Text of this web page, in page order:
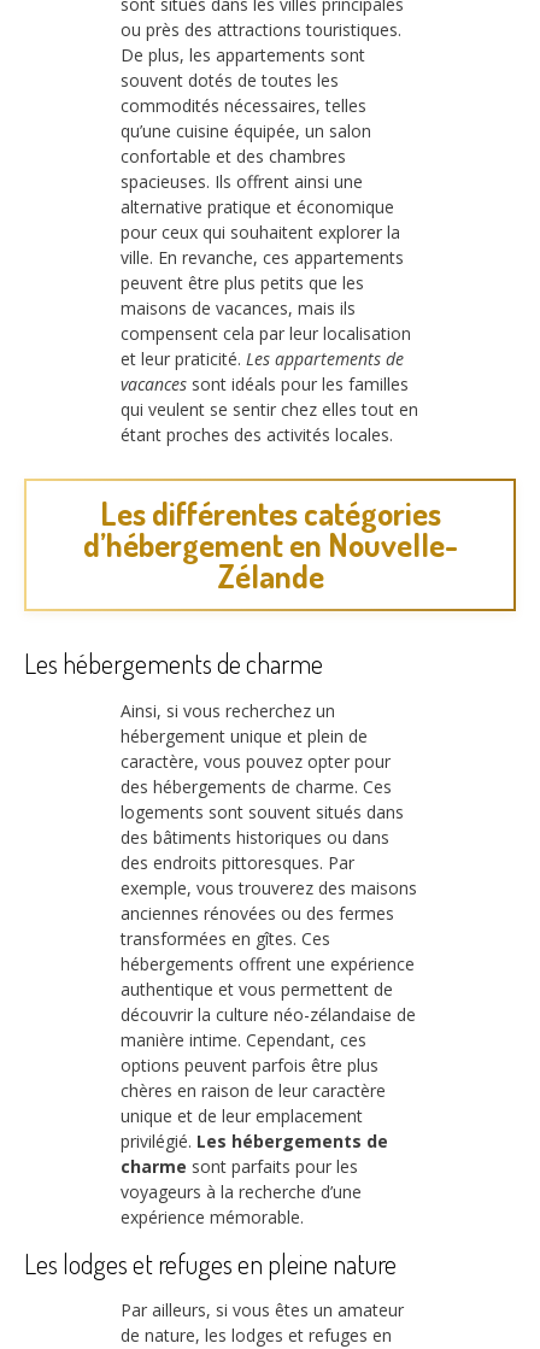
ou près des attractions touristiques.
De plus, les appartements sont
souvent dotés de toutes les
commodités nécessaires, telles
qu’une cuisine équipée, un salon
confortable et des chambres
spacieuses. Ils offrent ainsi une
alternative pratique et économique
pour ceux qui souhaitent explorer la
ville. En revanche, ces appartements
peuvent être plus petits que les
maisons de vacances, mais ils
compensent cela par leur localisation
et leur praticité. Les appartements de
vacances sont idéals pour les familles
qui veulent se sentir chez elles tout en
étant proches des activités locales.
Les différentes catégories
d’hébergement en Nouvelle-
Zélande
Les hébergements de charme
Ainsi, si vous recherchez un
hébergement unique et plein de
caractère, vous pouvez opter pour
des hébergements de charme. Ces
logements sont souvent situés dans
des bâtiments historiques ou dans
des endroits pittoresques. Par
exemple, vous trouverez des maisons
anciennes rénovées ou des fermes
transformées en gîtes. Ces
hébergements offrent une expérience
authentique et vous permettent de
découvrir la culture néo-zélandaise de
manière intime. Cependant, ces
options peuvent parfois être plus
chères en raison de leur caractère
unique et de leur emplacement
privilégié. Les hébergements de
charme sont parfaits pour les
voyageurs à la recherche d’une
expérience mémorable.
Les lodges et refuges en pleine nature
Par ailleurs, si vous êtes un amateur
de nature, les lodges et refuges en